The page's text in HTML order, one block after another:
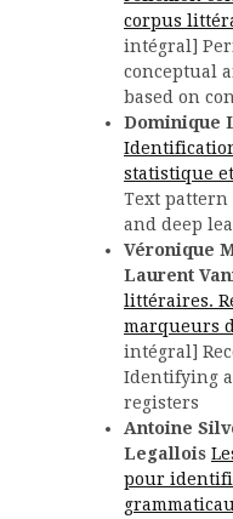
corpus
intégral]
conceptual
based on
Dominique
statistique et
Text
and deep
Véronique
Laurent
littéraires.
marqueurs
intégral]
Identifying
registers
Antoine
Legallois
pour